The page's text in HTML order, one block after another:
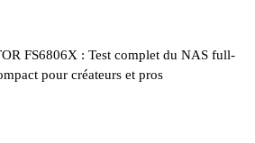
FS6806X : Test complet du NAS full-
pour créateurs et pros